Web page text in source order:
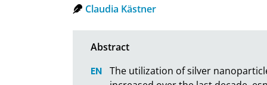
Claudia Kästner
The utilization of silver